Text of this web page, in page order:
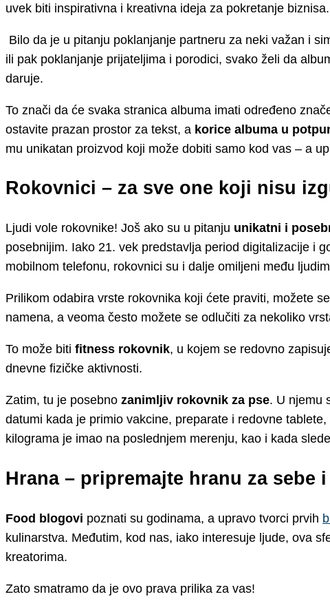
uvek biti inspirativna i kreativna ideja za pokretanje biznisa.
Bilo da je u pitanju poklanjanje partneru za neki važan i
ili pak poklanjanje prijateljima i porodici, svako želi da
daruje.
To znači da će svaka stranica albuma imati određeno
ostavite prazan prostor za tekst, a korice albuma u
mu unikatan proizvod koji može dobiti samo kod vas – a
Rokovnici – za sve one koji nisu
Ljudi vole rokovnike! Još ako su u pitanju unikatni i
posebnijim. Iako 21. vek predstavlja period digitalizacije i
mobilnom telefonu, rokovnici su i dalje omiljeni među
Prilikom odabira vrste rokovnika koji ćete praviti, možete
namena, a veoma često možete se odlučiti za nekoliko
To može biti fitness rokovnik, u kojem se redovno
dnevne fizičke aktivnosti.
Zatim, tu je posebno zanimljiv rokovnik za pse. U njemu
datumi kada je primio vakcine, preparate i redovne
kilograma je imao na poslednjem merenju, kao i kada
Hrana – pripremajte hranu za sebe
Food blogovi poznati su godinama, a upravo tvorci prvih
kulinarstva. Međutim, kod nas, iako interesuje ljude, ova
kreatorima.
Zato smatramo da je ovo prava prilika za vas!